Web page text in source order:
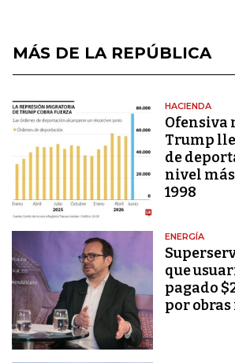
MÁS DE LA REPÚBLICA
HACIENDA
Ofensiva
Trump
de
nivel
1998
ENERGÍA
que
pagado
por